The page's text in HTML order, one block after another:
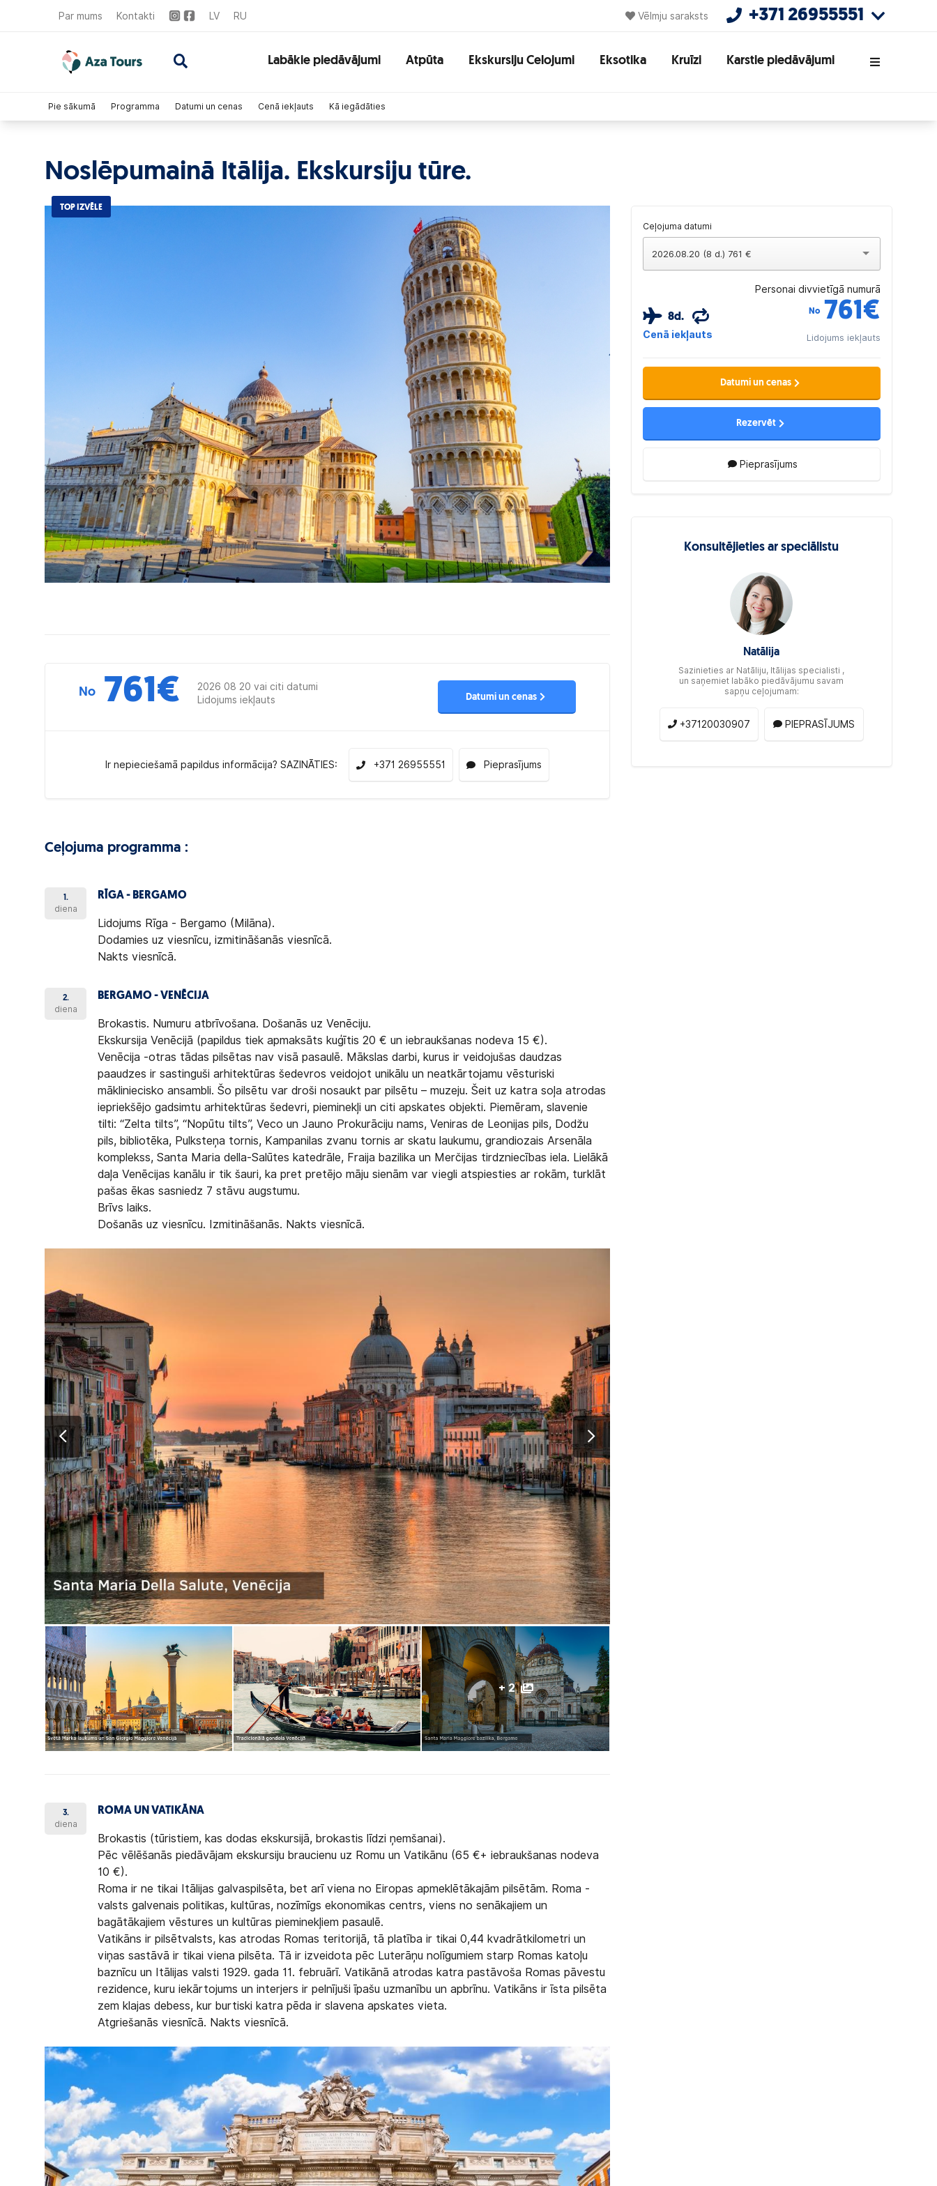
Par mums Kontakti LV RU Vēlmju saraksts +371 26955551
Labākie piedāvājumi Atpūta Ekskursiju Celojumi Eksotika Kruīzi Karstie piedāvājumi
Noslēpumainā Itālija. Ekskursiju tūre.
Pie sākumā Programma Datumi un cenas Cenā iekļauts Kā iegādāties
TOP IZVĒLE
No 761€
2026 08 20 vai citi datumi
Lidojums iekļauts
Datumi un cenas
Ir nepieciešamā papildus informācija? SAZINĀTIES: +371 26955551 Pieprasījums
Ceļojuma programma :
1.
diena
RĪGA - BERGAMO
Lidojums Rīga - Bergamo (Milāna).
Dodamies uz viesnīcu, izmitināšanās viesnīcā.
Nakts viesnīcā.
2.
diena
BERGAMO - VENĒCIJA
Brokastis. Numuru atbrīvošana. Došanās uz Venēciju.
Ekskursija Venēcijā (papildus tiek apmaksāts kuģītis 20 € un iebraukšanas nodeva 15 €).
Venēcija -otras tādas pilsētas nav visā pasaulē. Mākslas darbi, kurus ir veidojušas daudzas
paaudzes ir sastinguši arhitektūras šedevros veidojot unikālu un neatkārtojamu vēsturiski
mākliniecisko ansambli. Šo pilsētu var droši nosaukt par pilsētu – muzeju. Šeit uz katra soļa atrodas
iepriekšējo gadsimtu arhitektūras šedevri, pieminekļi un citi apskates objekti. Piemēram, slavenie
tilti: “Zelta tilts”, “Nopūtu tilts”, Veco un Jauno Prokurāciju nams, Veniras de Leonijas pils, Dodžu
pils, bibliotēka, Pulksteņa tornis, Kampanilas zvanu tornis ar skatu laukumu, grandiozais Arsenāla
komplekss, Santa Maria della-Salūtes katedrāle, Fraija bazilika un Merčijas tirdzniecības iela. Lielākā
daļa Venēcijas kanālu ir tik šauri, ka pret pretējo māju sienām var viegli atspiesties ar rokām, turklāt
pašas ēkas sasniedz 7 stāvu augstumu.
Brīvs laiks.
Došanās uz viesnīcu. Izmitināšanās. Nakts viesnīcā.
+ 2
3.
diena
ROMA UN VATIKĀNA
Brokastis (tūristiem, kas dodas ekskursijā, brokastis līdzi ņemšanai).
Pēc vēlēšanās piedāvājamekskursiju braucienu uz Romu un Vatikānu (65 €+ iebraukšanas nodeva
10 €).
Roma ir ne tikai Itālijas galvaspilsēta, bet arī viena no Eiropas apmeklētākajām pilsētām. Roma -
valsts galvenais politikas, kultūras, nozīmīgs ekonomikas centrs, viens no senākajiem un
bagātākajiem vēstures un kultūras pieminekļiem pasaulē.
Vatikāns ir pilsētvalsts, kas atrodas Romas teritorijā, tā platība ir tikai 0,44 kvadrātkilometri un
viņas sastāvā ir tikai viena pilsēta. Tā ir izveidota pēc Luterāņu nolīgumiem starp Romas katoļu
baznīcu un Itālijas valsti 1929. gada 11. februārī. Vatikānā atrodas katra pastāvoša Romas pāvestu
rezidence, kuru iekārtojums un interjers ir pelnījuši īpašu uzmanību un apbrīnu. Vatikāns ir īsta pilsēta
zem klajas debess, kur burtiski katra pēda ir slavena apskates vieta.
Atgriešanās viesnīcā. Nakts viesnīcā.
Ceļojuma datumi
2026.08.20 (8 d.) 761 €
Personai divvietīgā numurā
8d.
No 761€
Cenā iekļauts Lidojums iekļauts
Datumi un cenas
Rezervēt
Pieprasījums
Konsultējieties ar speciālistu
Natālija
Sazinieties ar Natāliju, Itālijas specialisti ,
un saņemiet labāko piedāvājumu savam
sapņu ceļojumam:
+37120030907 PIEPRASĪJUMS